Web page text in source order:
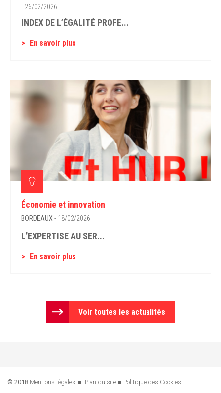
- 26/02/2026
INDEX DE L’ÉGALITÉ PROFE...
En savoir plus
Économie et innovation
BORDEAUX - 18/02/2026
L’EXPERTISE AU SER...
En savoir plus
Voir toutes les actualités
© 2018 Mentions légales Plan du site Politique des Cookies